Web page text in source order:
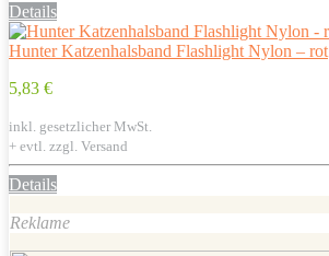
Details
Hunter Katzenhalsband Flashlight Nylon – rot
5,83 €
inkl. gesetzlicher MwSt.
+ evtl. zzgl. Versand
Details
Reklame